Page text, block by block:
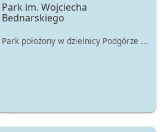
Park im. Wojciecha
Bednarskiego
Park położony w dzielnicy Podgórze ...